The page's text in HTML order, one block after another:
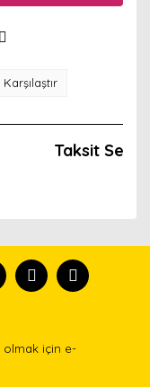
Karşılaştır
Taksit
olmak için e-